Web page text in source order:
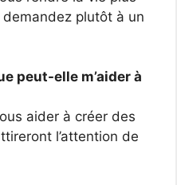
plutôt à un
peut-elle m’aider à
aider à créer des
l’attention de